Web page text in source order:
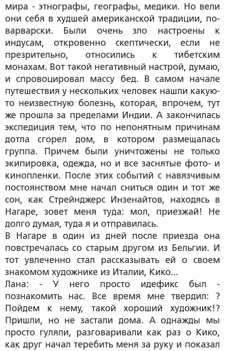
мира - этнографы, географы, медики. Но вели
они себя в худшей американской традиции, по-
варварски. Были очень зло настроены к
индусам, откровенно скептически, если не
презрительно, относились к тибетским
монахам. Вот такой негативный настрой, думаю,
и спровоцировал массу бед. В самом начале
путешествия у нескольких человек нашли какую-
то неизвестную болезнь, которая, впрочем, тут
же прошла за пределами Индии. А закончилась
экспедиция тем, что по непонятным причинам
дотла сгорел дом, в котором размещалась
группа. Причем были уничтожены не только
экипировка, одежда, но и все заснятые фото- и
кинопленки. После этих событий с навязчивым
постоянством мне начал сниться один и тот же
сон, как Стрейнджерс Инзенайтов, находясь в
Нагаре, зовет меня туда: мол, приезжай! Не
долго думая, туда я и отправилась.
В Нагаре в один из дней после приезда она
повстречалась со старым другом из Бельгии. И
тот увлеченно стал рассказывать ей о своем
знакомом художнике из Италии, Кико...
Лана: - У него просто идефикс был -
познакомить нас. Все время мне твердил: ?
Пойдем к нему, такой хороший художник!?
Пришли, но не застали дома. А однажды мы
просто гуляли, разговаривали как раз о Кико,
как друг начал теребить меня за руку и показал